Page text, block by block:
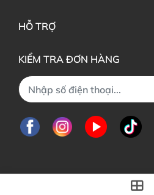
HỖ TRỢ
KIỂM TRA ĐƠN HÀNG